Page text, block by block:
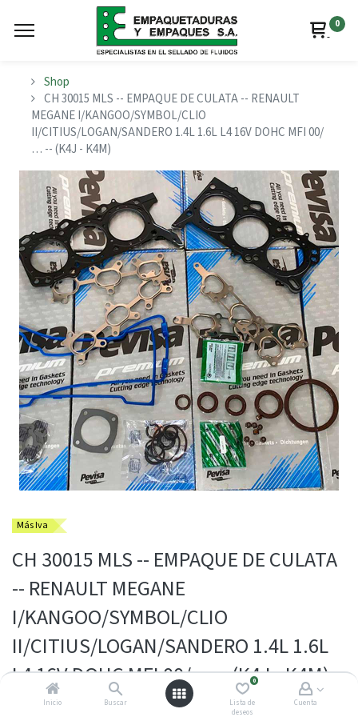
Inicio Buscar
0
Lista de
deseos
Cuenta
0
Shop
CH 30015 MLS -- EMPAQUE DE CULATA -- RENAULT
MEGANE I/KANGOO/SYMBOL/CLIO
II/CITIUS/LOGAN/SANDERO 1.4L 1.6L L4 16V DOHC MFI 00/
… -- (K4J - K4M)
Más Iva
CH 30015 MLS -- EMPAQUE DE CULATA
-- RENAULT MEGANE
I/KANGOO/SYMBOL/CLIO
II/CITIUS/LOGAN/SANDERO 1.4L 1.6L
L4 16V DOHC MFI 00/… -- (K4J - K4M)